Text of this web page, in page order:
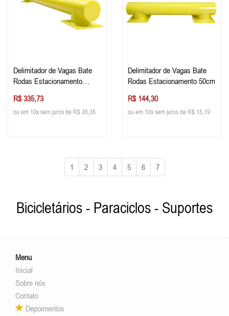
Delimitador de Vagas Bate
Rodas Estacionamento
R$ 335,73
ou em 10x sem juros de R$ 35,35
Delimitador de Vagas Bate
Rodas Estacionamento 50cm
R$ 144,30
ou em 10x sem juros de R$ 15,19
1 2 3 4 5 6 7
Bicicletários - Paraciclos - Suportes
Menu
Inicial
Sobre nós
Contato
Depoimentos